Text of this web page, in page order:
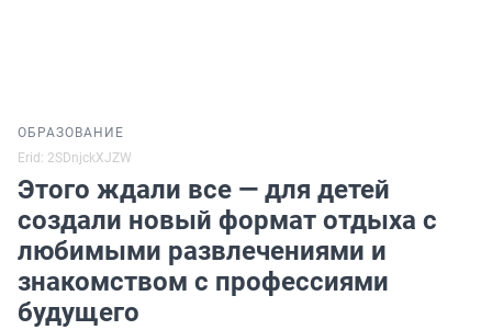
ОБРАЗОВАНИЕ
Erid: 2SDnjckXJZW
Этого ждали все — для детей
создали новый формат отдыха с
любимыми развлечениями и
знакомством с профессиями
будущего